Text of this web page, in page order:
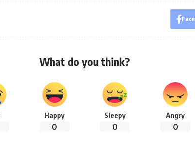
What do you think?
Happy
0
Sleepy
0
Angry
0